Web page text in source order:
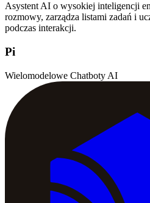
Asystent AI o wysokiej inteligencji
rozmowy, zarządza listami zadań i
podczas interakcji.
Pi
Wielomodelowe Chatboty AI